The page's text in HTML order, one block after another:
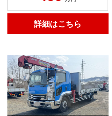
詳細はこちら